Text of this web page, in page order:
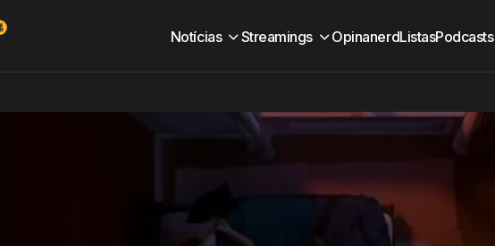
Notícias Streamings OpinanerdListasPodcasts